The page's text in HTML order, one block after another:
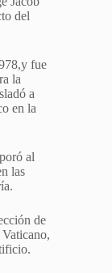
del
fue
la
a
en la
al
las
de